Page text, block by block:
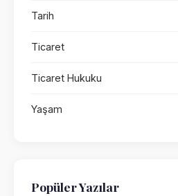
Tarih
Ticaret
Ticaret Hukuku
Yaşam
Popüler Yazılar